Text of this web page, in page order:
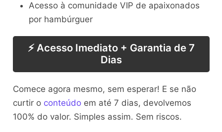
Acesso à comunidade VIP de apaixonados
por hambúrguer
⚡ Acesso Imediato + Garantia de 7
Dias
Comece agora mesmo, sem esperar! E se não
curtir o conteúdoem até 7 dias, devolvemos
100% do valor. Simples assim. Sem riscos.